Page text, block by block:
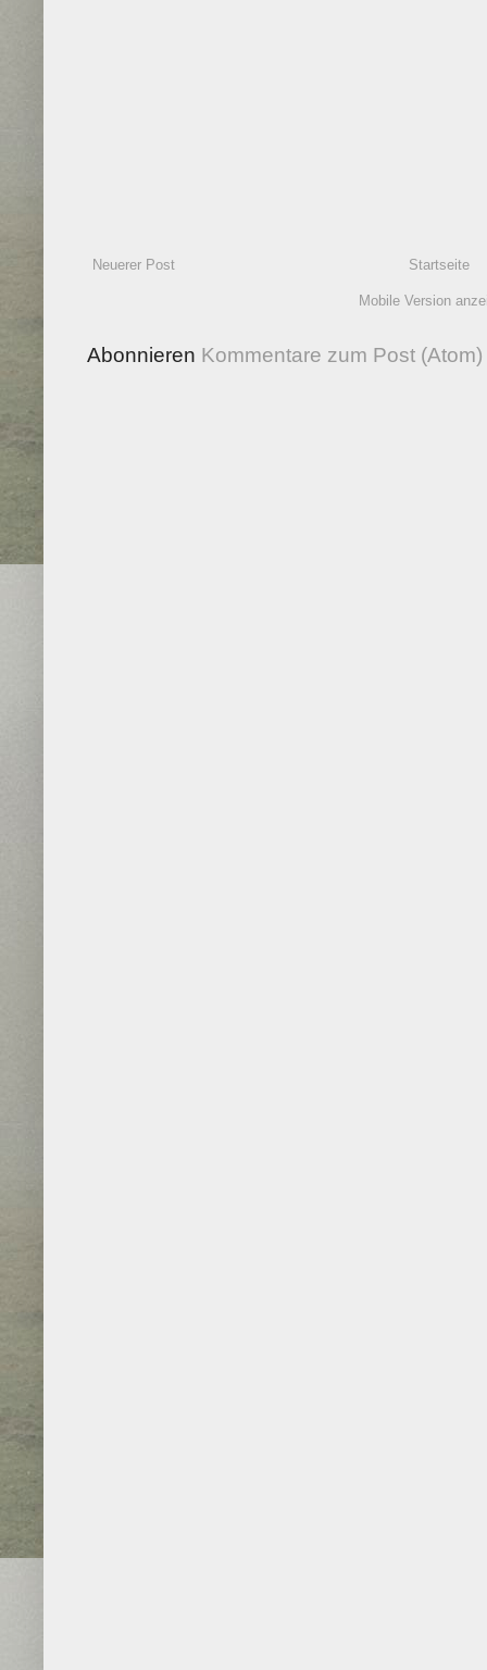
Neuerer Post Startseite
Mobile Version
Abonnieren Kommentare zum Post (Atom)